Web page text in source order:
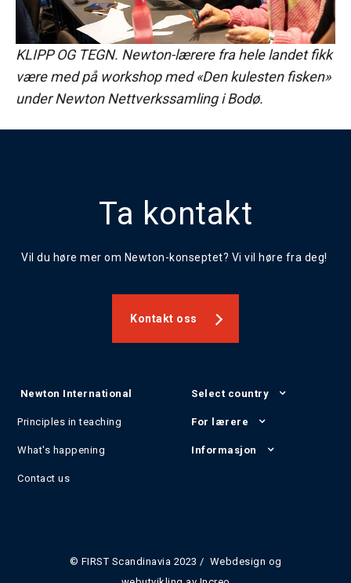
KLIPP OG TEGN. Newton-lærere fra hele landet fikk
være med på workshop med «Den kulesten fisken»
under Newton Nettverkssamling i Bodø.
Ta kontakt
Vil du høre mer om Newton-konseptet? Vi vil høre fra deg!
Kontakt oss
Newton International
Principles in teaching
What's happening
Contact us
Select country
For lærere
Informasjon
© FIRST Scandinavia 2023 / Webdesign og